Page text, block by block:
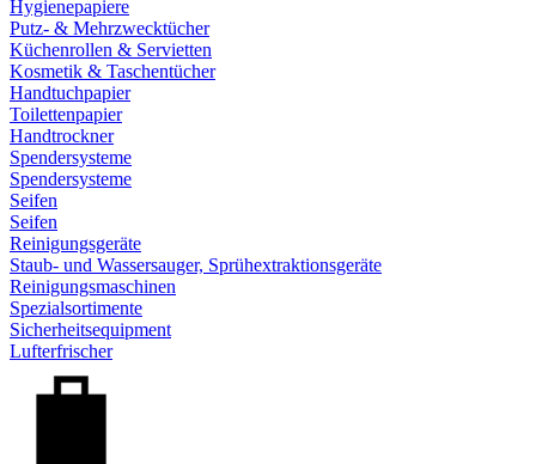
Hygienepapiere
Putz- & Mehrzwecktücher
Küchenrollen & Servietten
Kosmetik & Taschentücher
Handtuchpapier
Toilettenpapier
Handtrockner
Spendersysteme
Spendersysteme
Seifen
Seifen
Reinigungsgeräte
Staub- und Wassersauger, Sprühextraktionsgeräte
Reinigungsmaschinen
Spezialsortimente
Sicherheitsequipment
Lufterfrischer